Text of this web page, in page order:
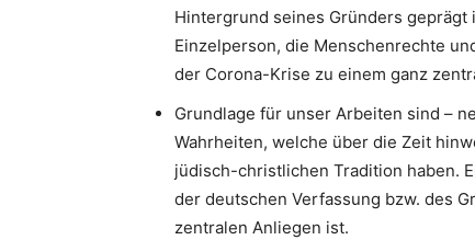
Hintergrund seines Gründers
Einzelperson, die Menschenrechte
der Corona-Krise zu einem ganz
Grundlage für unser Arbeiten sind –
Wahrheiten, welche über die Zeit
jüdisch-christlichen Tradition haben.
der deutschen Verfassung bzw. des
zentralen Anliegen ist.